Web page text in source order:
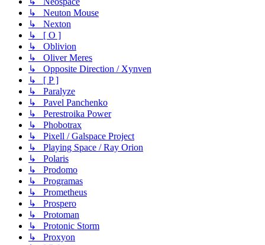
↳ Neuton Mouse
↳ Nexton
↳ [ O ]
↳ Oblivion
↳ Oliver Meres
↳ Opposite Direction / Xynven
↳ [ P ]
↳ Paralyze
↳ Pavel Panchenko
↳ Perestroika Power
↳ Phobotrax
↳ Pixell / Galspace Project
↳ Playing Space / Ray Orion
↳ Polaris
↳ Prodomo
↳ Programas
↳ Prometheus
↳ Prospero
↳ Protoman
↳ Protonic Storm
↳ Proxyon